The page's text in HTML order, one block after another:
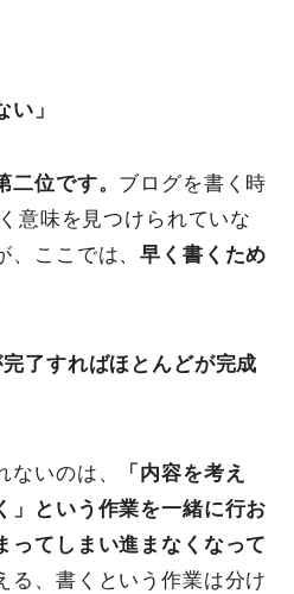
い」
二位です。 ブログを書く時
意味を見つけられていな
、ここでは、早く書くため
了すればほとんどが完成
ないのは、
「内容を考え
」という作業を一緒に行お
ってしまい進まなくなって
る、書くという作業は分け